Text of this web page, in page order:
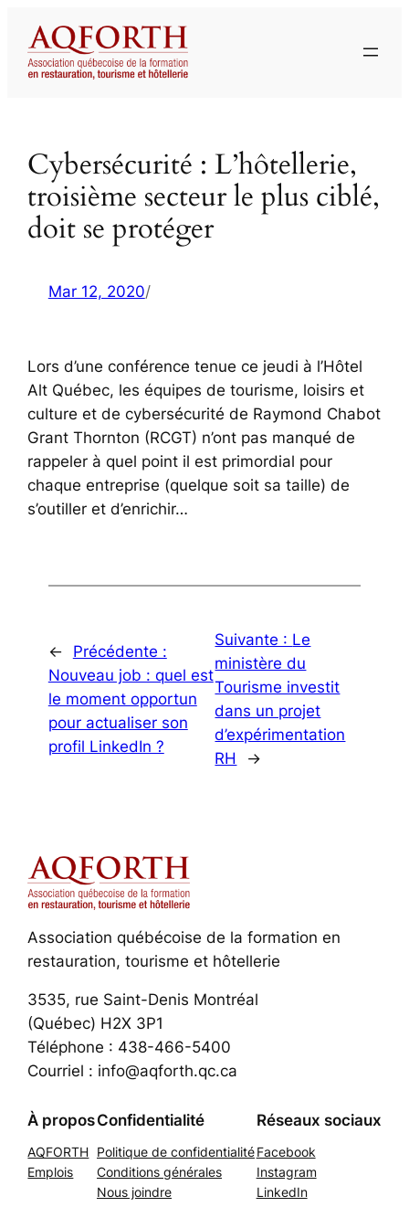
contenu
Cybersécurité : L’hôtellerie,
troisième secteur le plus ciblé,
doit se protéger
Mar 12, 2020/
Lors d’une conférence tenue ce jeudi à l’Hôtel
Alt Québec, les équipes de tourisme, loisirs et
culture et de cybersécurité de Raymond Chabot
Grant Thornton (RCGT) n’ont pas manqué de
rappeler à quel point il est primordial pour
chaque entreprise (quelque soit sa taille) de
s’outiller et d’enrichir…
←
Précédente :
Nouveau job : quel est
le moment opportun
pour actualiser son
profil LinkedIn ?
Suivante : Le
ministère du
Tourisme investit
dans un projet
d’expérimentation
RH
→
Association québécoise de la formation en
restauration, tourisme et hôtellerie
3535, rue Saint-Denis Montréal
(Québec) H2X 3P1
Téléphone : 438-466-5400
Courriel : info@aqforth.qc.ca
À propos
AQFORTH
Emplois
Confidentialité
Politique de confidentialité
Conditions générales
Nous joindre
Réseaux sociaux
Facebook
Instagram
LinkedIn